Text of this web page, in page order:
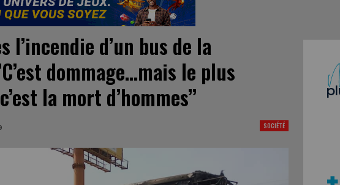
l’incendie d’un bus de la
dommage…mais le plus
la mort d’hommes’’
SOCIÉTÉ